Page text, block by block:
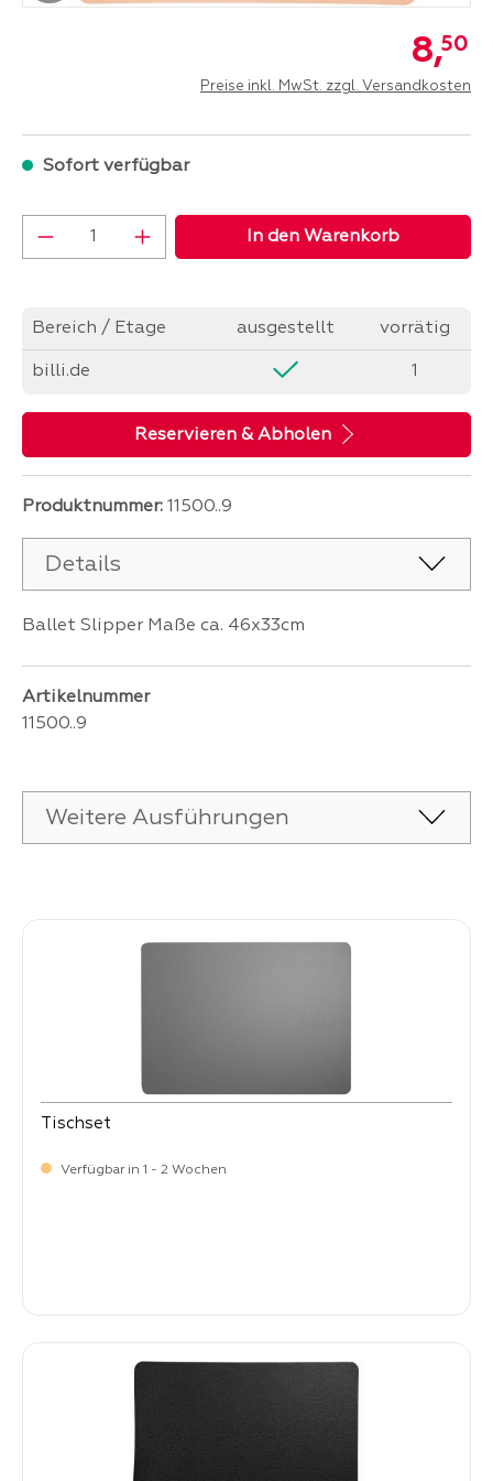
8,50
Preise inkl. MwSt. zzgl. Versandkosten
Sofort verfügbar
Produkt Anzahl: Gib den gewünschten
In den Warenkorb
Bereich / Etage ausgestellt vorrätig
billi.de 1
Reservieren & Abholen
Produktnummer: 11500..9
Details
Ballet Slipper Maße ca. 46x33cm
Artikelnummer
11500..9
Weitere Ausführungen
Tischset
Verfügbar in 1 - 2 Wochen